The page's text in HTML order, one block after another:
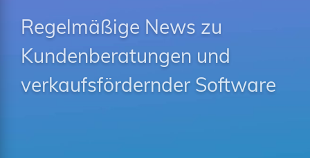
Regelmäßige News zu
Kundenberatungen und
verkaufsfördernder Software